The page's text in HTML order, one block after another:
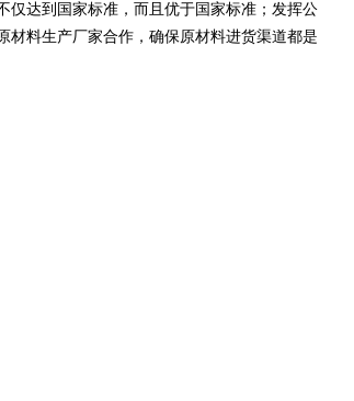
仅达到国家标准，而且优于国家标准；发挥公
材料生产厂家合作，确保原材料进货渠道都是